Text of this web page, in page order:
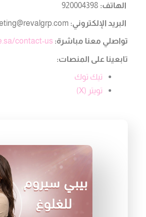
الهاتف:
البريد الإلكتروني:
تواصلي معنا مباشرة: contact-us
تابعينا على المنصات:
تيك توك
تويتر (X)